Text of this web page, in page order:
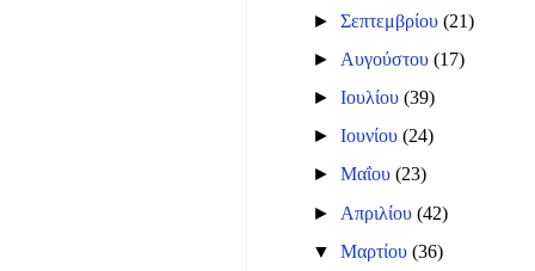
►Σεπτεμβρίου(21)
► Αυγούστου(17)
►Ιουλίου(39)
►Ιουνίου(24)
►Μαΐου(23)
► Απριλίου(42)
▼Μαρτίου(36)